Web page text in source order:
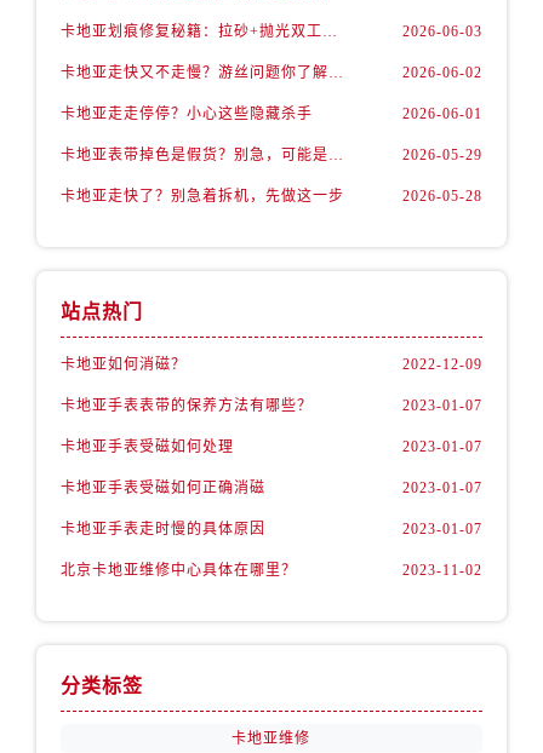
卡地亚划痕修复秘籍：拉砂+抛光双工艺还原如新 2026-06-03
卡地亚走快又不走慢？游丝问题你了解多少？ 2026-06-02
卡地亚走走停停？小心这些隐藏杀手 2026-06-01
卡地亚表带掉色是假货？别急，可能是这些日常习惯惹的祸 2026-05-29
卡地亚走快了？别急着拆机，先做这一步 2026-05-28
站点热门
卡地亚如何消磁？ 2022-12-09
卡地亚手表表带的保养方法有哪些？ 2023-01-07
卡地亚手表受磁如何处理 2023-01-07
卡地亚手表受磁如何正确消磁 2023-01-07
卡地亚手表走时慢的具体原因 2023-01-07
北京卡地亚维修中心具体在哪里？ 2023-11-02
分类标签
卡地亚维修